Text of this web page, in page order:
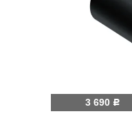
3 690 Р